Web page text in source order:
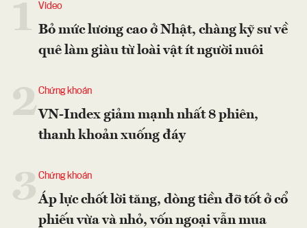
Video
Bỏ mức lương cao ở Nhật, chàng kỹ sư về
quê làm giàu từ loài vật ít người nuôi
2Chứng khoán
VN-Index giảm mạnh nhất 8 phiên,
thanh khoản xuống đáy
Chứng khoán
Áp lực chốt lời tăng, dòng tiền đỡ tốt ở cổ
phiếu vừa và nhỏ, vốn ngoại vẫn mua